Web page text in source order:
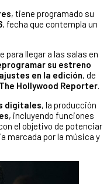
, tiene programado su
, fecha que contempla un
llegar a las salas en
su estreno
en la edición, de
The Hollywood Reporter.
digitales, la producción
, incluyendo funciones
el objetivo de potenciar
marcada por la música y